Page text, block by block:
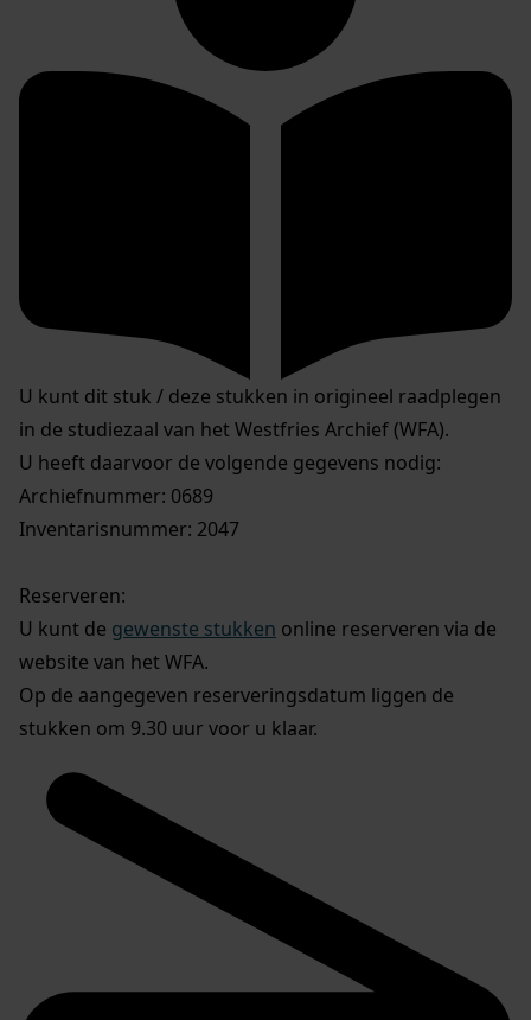
U kunt dit stuk / deze stukken in origineel raadplegen
in de studiezaal van het Westfries Archief (WFA).
U heeft daarvoor de volgende gegevens nodig:
Archiefnummer: 0689
Inventarisnummer: 2047
Reserveren:
U kunt de gewenste stukken online reserveren via de
website van het WFA.
Op de aangegeven reserveringsdatum liggen de
stukken om 9.30 uur voor u klaar.